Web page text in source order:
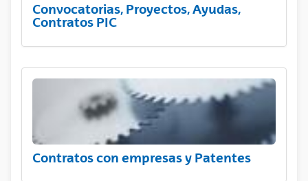
Convocatorias, Proyectos, Ayudas,
Contratos PIC
Contratos con empresas y Patentes